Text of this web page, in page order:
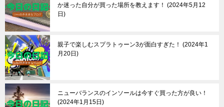
か迷った自分が買った場所を教えます！
2024年5月12
日
親子で楽しむスプラトゥーン3が面白すぎた！
2024年1
月20日
ニューバランスのインソールは今すぐ買った方が良い！
2024年1月15日